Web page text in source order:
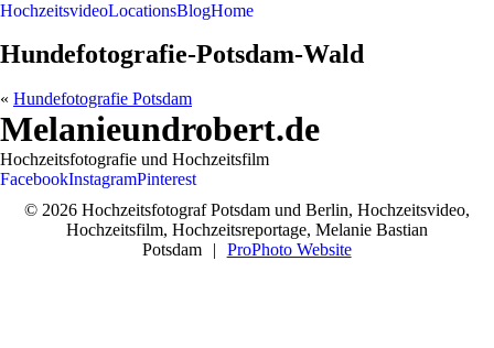
HochzeitsvideoLocationsBlogHome
Hundefotografie-Potsdam-Wald
« Hundefotografie Potsdam
Melanieundrobert.de
Hochzeitsfotografie und Hochzeitsfilm
FacebookInstagramPinterest
© 2026 Hochzeitsfotograf Potsdam und Berlin, Hochzeitsvideo,
Hochzeitsfilm, Hochzeitsreportage, Melanie Bastian
Potsdam
| ProPhoto Website